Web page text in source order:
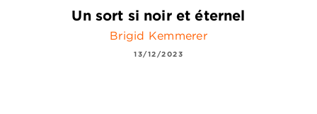
Un sort si noir et éternel
Brigid Kemmerer
13/12/2023